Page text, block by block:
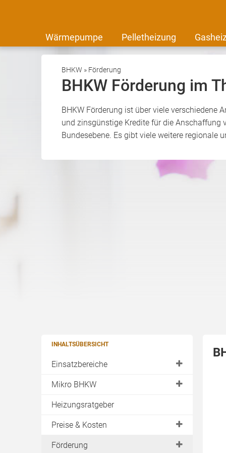
Wärmepumpe Pelletheizung
BHKW » Förderung
BHKW Förderung im
BHKW Förderung ist über viele verschiedene
und zinsgünstige Kredite für die Anschaffung
Bundesebene. Es gibt viele weitere
INHALTSÜBERSICHT
Einsatzbereiche
Einfamilienhaus
Wohnungswirtschaft
Krankenhaus
Mikro BHKW
Einsatzbereiche
Stromerzeugende Heizung
Heizungsratgeber
Preise & Kosten
Anschaffungspreis
Förderung